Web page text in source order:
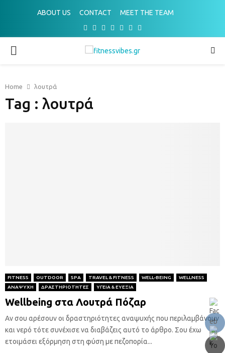
ABOUT US CONTACT
MEET THE TEAM
Facebook
TwitterInstagram
Pinterest
Youtube
Email
PRIMARY
Home λουτρά
Tag : λουτρά
FITNESS OUTDOOR SPA TRAVEL & FITNESS WELL-BEING
WELLNESS
ΑΝΑΨΥΧΗ
ΔΡΑΣΤΗΡΙΟΤΗΤΕΣ ΥΓΕΙΑ & ΕΥΕΞΙΑ
Wellbeing στα Λουτρά Πόζαρ
Αν σου αρέσουν οι δραστηριότητες αναψυχής που περιλαμβάνουν
και νερό τότε συνέχισε να διαβάζεις αυτό το άρθρο. Σου έχω
ετοιμάσει εξόρμηση στη φύση με πεζοπορία...